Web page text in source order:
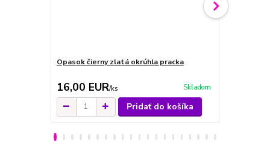
Opasok čierny zlatá okrúhla pracka
16,00 EUR/ks Skladom
Pridať do košíka